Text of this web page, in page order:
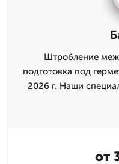
Штробление
подготовка под
2026 г. Наши
от